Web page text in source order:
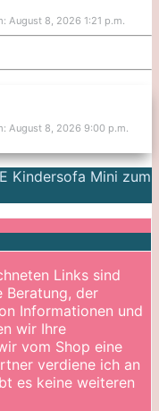
August 8, 2026 1:21 p.m.
August 8, 2026 9:00 p.m.
Kindersofa Mini zum
Links sind
Beratung, der
Informationen und
wir Ihre
vom Shop eine
verdiene ich an
es keine weiteren